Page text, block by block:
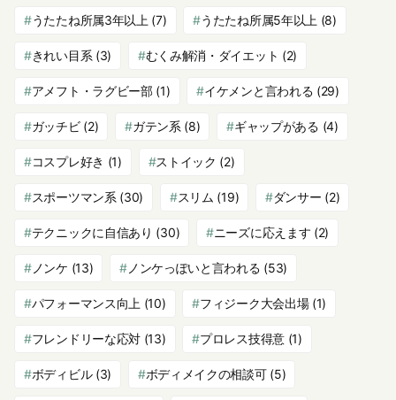
うたたね所属3年以上 (7) うたたね所属5年以上 (8)
きれい目系 (3) むくみ解消・ダイエット (2)
アメフト・ラグビー部(1) イケメンと言われる (29)
ガッチビ(2) ガテン系 (8) ギャップがある (4)
コスプレ好き (1) ストイック (2)
スポーツマン系 (30) スリム (19) ダンサー (2)
テクニックに自信あり (30) ニーズに応えます (2)
ノンケ (13) ノンケっぽいと言われる (53)
パフォーマンス向上 (10) フィジーク大会出場(1)
フレンドリーな応対 (13) プロレス技得意(1)
ボディビル(3) ボディメイクの相談可(5)